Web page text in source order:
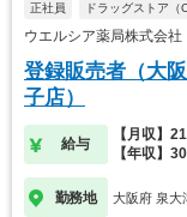
正社員 ドラッグストア（
ウエルシア薬局株式会
登録販売者（大
子店）
給与
【月収】
【年収】
勤務地 大阪府 泉大